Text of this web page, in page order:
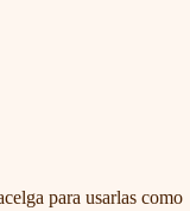
para usarlas como